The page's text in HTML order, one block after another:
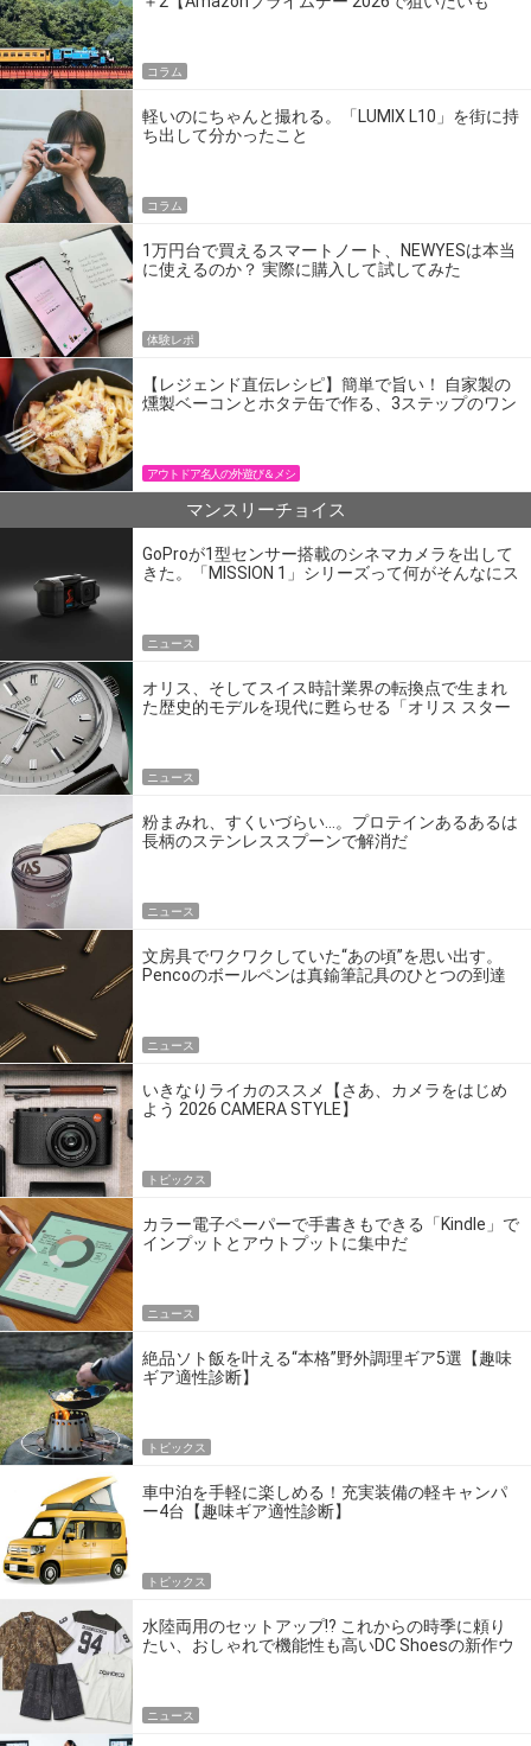
コラム
軽いのにちゃんと撮れる。「LUMIX L10」を街に持
ち出して分かったこと
コラム
1万円台で買えるスマートノート、NEWYESは本当
に使えるのか？ 実際に購入して試してみた
体験レポ
【レジェンド直伝レシピ】簡単で旨い！ 自家製の
燻製ベーコンとホタテ缶で作る、3ステップのワン
アウトドア名人の外遊び＆メシ
マンスリーチョイス
GoProが1型センサー搭載のシネマカメラを出して
きた。「MISSION 1」シリーズって何がそんなにス
ニュース
オリス、そしてスイス時計業界の転換点で生まれ
た歴史的モデルを現代に甦らせる「オリス スター
ニュース
粉まみれ、すくいづらい…。プロテインあるあるは
長柄のステンレススプーンで解消だ
ニュース
文房具でワクワクしていた“あの頃”を思い出す。
Pencoのボールペンは真鍮筆記具のひとつの到達
ニュース
いきなりライカのススメ【さあ、カメラをはじめ
よう 2026 CAMERA STYLE】
トピックス
カラー電子ペーパーで手書きもできる「Kindle」で
インプットとアウトプットに集中だ
ニュース
絶品ソト飯を叶える“本格”野外調理ギア5選【趣味
ギア適性診断】
トピックス
車中泊を手軽に楽しめる！充実装備の軽キャンパ
ー4台【趣味ギア適性診断】
トピックス
水陸両用のセットアップ!? これからの時季に頼り
たい、おしゃれで機能性も高いDC Shoesの新作ウ
ニュース